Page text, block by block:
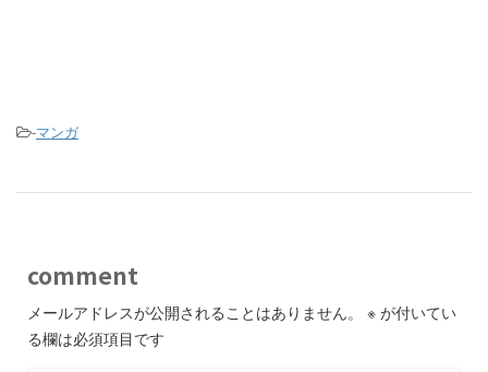
-マンガ
comment
メールアドレスが公開されることはありません。 ※ が付いてい
る欄は必須項目です